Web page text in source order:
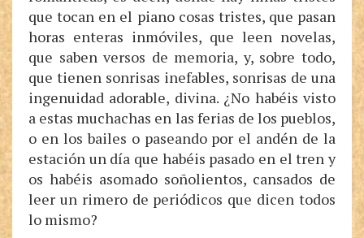
que tocan en el piano cosas tristes, que pasan
horas enteras inmóviles, que leen novelas,
que saben versos de memoria, y, sobre todo,
que tienen sonrisas inefables, sonrisas de una
ingenuidad adorable, divina. ¿No habéis visto
a estas muchachas en las ferias de los pueblos,
o en los bailes o paseando por el andén de la
estación un día que habéis pasado en el tren y
os habéis asomado soñolientos, cansados de
leer un rimero de periódicos que dicen todos
lo mismo?